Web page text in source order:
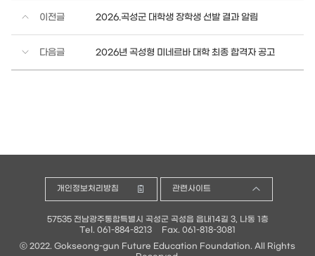
이전글 2026.곡성군 대학생 장학생 선발 결과 알림
다음글 2026년 곡성형 미네르바 대학 최종 합격자 공고
개인정보처리방침 관련사이트
57535 전남광주통합특별시 곡성군 곡성읍 읍내14길 3, 나동 1층
Tel. 061-884-8213
Fax. 061-818-3081
ⓒ 2022. Gokseong-gun Future Education Foundation. All Rights